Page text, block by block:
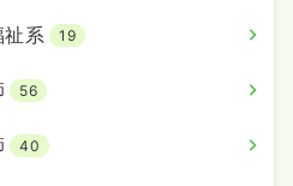
系 19
56
40